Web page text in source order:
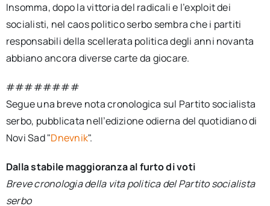
Insomma, dopo la vittoria del radicali e l’exploit dei
socialisti, nel caos politico serbo sembra che i partiti
responsabili della scellerata politica degli anni novanta
abbiano ancora diverse carte da giocare.
########
Segue una breve nota cronologica sul Partito socialista
serbo, pubblicata nell’edizione odierna del quotidiano di
Novi Sad "Dnevnik".
Dalla stabile maggioranza al furto di voti
Breve cronologia della vita politica del Partito socialista
serbo